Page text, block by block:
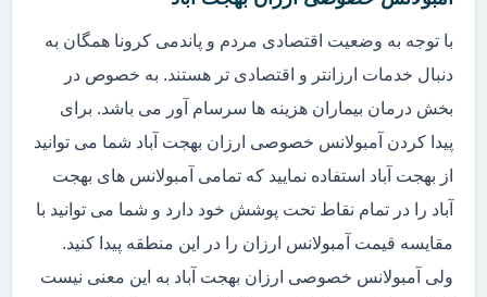
با توجه به وضعیت اقتصادی مردم و پاندمی کرونا همگان به
دنبال خدمات ارزانتر و اقتصادی تر هستند. به خصوص در
بخش درمان بیماران هزینه ها سرسام آور می باشد. برای
پیدا کردن آمبولانس خصوصی ارزان بهجت آباد شما می توانید
از بهجت آباد استفاده نمایید که تمامی آمبولانس های بهجت
آباد را در تمام نقاط تحت پوشش خود دارد و شما می توانید با
مقایسه قیمت آمبولانس ارزان را در این منطقه پیدا کنید.
ولی آمبولانس خصوصی ارزان بهجت آباد به این معنی نیست